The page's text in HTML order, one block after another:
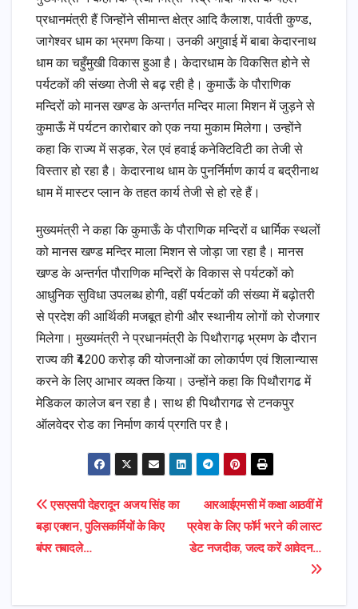
प्रधानमंत्री हैं जिन्होंने सीमान्त क्षेत्र आदि कैलाश, पार्वती कुण्ड,
जागेश्वर धाम का भ्रमण किया। उनकी अगुवाई में बाबा केदारनाथ
धाम का चहुँमुखी विकास हुआ है। केदारधाम के विकसित होने से
पर्यटकों की संख्या तेजी से बढ़ रही है। कुमाऊँ के पौराणिक
मन्दिरों को मानस खण्ड के अन्तर्गत मन्दिर माला मिशन में जुड़ने से
कुमाऊँ में पर्यटन कारोबार को एक नया मुकाम मिलेगा। उन्होंने
कहा कि राज्य में सड़क, रेल एवं हवाई कनेक्टिविटी का तेजी से
विस्तार हो रहा है। केदारनाथ धाम के पुनर्निर्माण कार्य व बद्रीनाथ
धाम में मास्टर प्लान के तहत कार्य तेजी से हो रहे हैं।
मुख्यमंत्री ने कहा कि कुमाऊँ के पौराणिक मन्दिरों व धार्मिक स्थलों
को मानस खण्ड मन्दिर माला मिशन से जोड़ा जा रहा है। मानस
खण्ड के अन्तर्गत पौराणिक मन्दिरों के विकास से पर्यटकों को
आधुनिक सुविधा उपलब्ध होगी, वहीं पर्यटकों की संख्या में बढ़ोतरी
से प्रदेश की आर्थिकी मजबूत होगी और स्थानीय लोगों को रोजगार
मिलेगा। मुख्यमंत्री ने प्रधानमंत्री के पिथौरागढ़ भ्रमण के दौरान
राज्य की ₹4200 करोड़ की योजनाओं का लोकार्पण एवं शिलान्यास
करने के लिए आभार व्यक्त किया। उन्होंने कहा कि पिथौरागढ में
मेडिकल कालेज बन रहा है। साथ ही पिथौरागढ से टनकपुर
ऑलवेदर रोड का निर्माण कार्य प्रगति पर है।
Post
navigation
आरआईएमसी में कक्षा आठवीं में
प्रवेश के लिए फॉर्म भरने की लास्ट
डेट नजदीक, जल्द करें आवेदन…
एसएसपी देहरादून अजय सिंह का
बड़ा एक्शन, पुलिसकर्मियों के किए
बंपर तबादले…